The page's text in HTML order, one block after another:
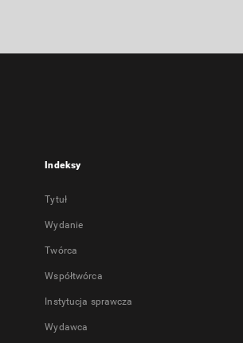
Indeksy
Tytuł
Wydanie
Twórca
Współtwórca
Instytucja sprawcza
Wydawca